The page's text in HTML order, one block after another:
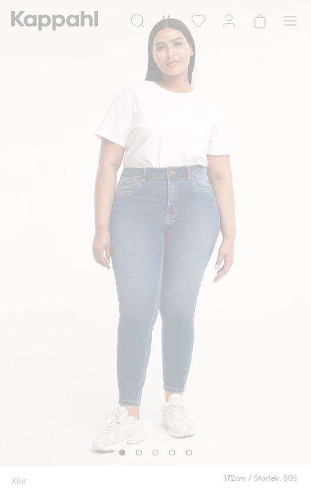
172cm / Storlek: 50S
Xlnt